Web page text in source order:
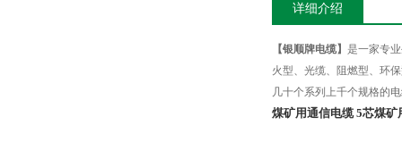
详细介绍
【银顺牌电缆】 是一家专
火型、光缆、阻燃型、环
几十个系列上千个规格的
煤矿用通信电缆 5芯煤矿